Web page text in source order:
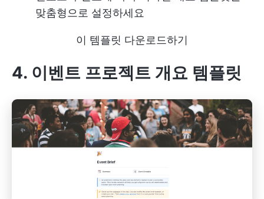
맞춤형으로 설정하세요
이 템플릿 다운로드하기
4. 이벤트 프로젝트 개요 템플릿